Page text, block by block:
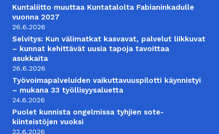
Kuntaliitto muuttaa Kuntatalolta Fabianinkadulle
vuonna 2027
26.6.2026
Selvitys: Kun välimatkat kasvavat, palvelut liikkuvat
– kunnat kehittävät uusia tapoja tavoittaa
asukkaita
26.6.2026
Työvoimapalveluiden vaikuttavuuspilotti käynnistyi
– mukana 33 työllisyysaluetta
24.6.2026
Puolet kunnista ongelmissa tyhjien sote-
kiinteistöjen vuoksi
22.6.2026